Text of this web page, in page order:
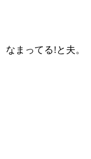
なまってる!と夫。